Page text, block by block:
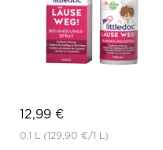
12,99 €
0.1 L (129,90 €/1 L)